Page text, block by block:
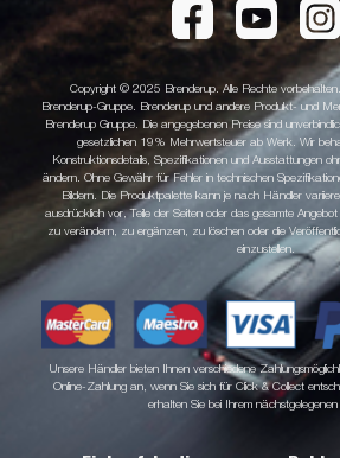
Copyright © 2025 Brenderup. Alle Rechte vorbehalten.
Brenderup-Gruppe. Brenderup und andere Produkt- und
Brenderup Gruppe. Die angegebenen Preise sind
gesetzlichen 19% Mehrwertsteuer ab Werk. Wir
Konstruktionsdetails, Spezifikationen und Ausstattungen
ändern. Ohne Gewähr für Fehler in technischen
Bildern. Die Produktpalette kann je nach Händler
ausdrücklich vor, Teile der Seiten oder das gesamte
zu verändern, zu ergänzen, zu löschen oder die
einzustellen.
Unsere Händler bieten Ihnen verschiedene
Online-Zahlung an, wenn Sie sich für Click & Collect
erhalten Sie bei Ihrem nächstgelegenen